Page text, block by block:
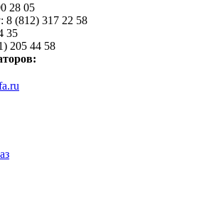
28 05
8 (812) 317 22 58
35
205 44 58